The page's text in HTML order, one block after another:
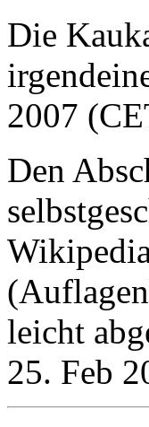
Die
2007
Den
leicht
25. Feb